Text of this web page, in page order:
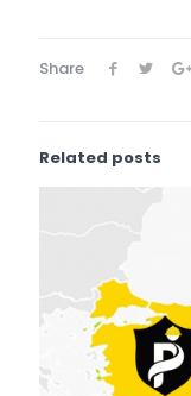
Share
Related posts